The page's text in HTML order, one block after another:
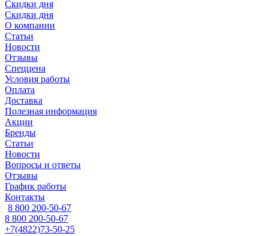
Скидки дня
Скидки дня
О компании
Статьи
Новости
Отзывы
Спеццена
Условия работы
Оплата
Доставка
Полезная информация
Акции
Бренды
Статьи
Новости
Вопросы и ответы
Отзывы
График работы
Контакты
8 800 200-50-67
8 800 200-50-67
+7(4822)73-50-25